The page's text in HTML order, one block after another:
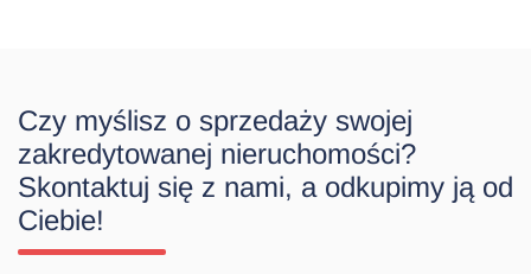
Czy myślisz o sprzedaży swojej
zakredytowanej nieruchomości?
Skontaktuj się z nami, a odkupimy ją od
Ciebie!